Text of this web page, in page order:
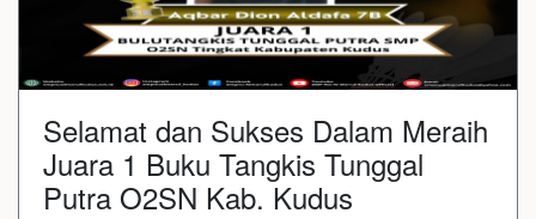
Selamat dan Sukses Dalam Meraih
Juara 1 Buku Tangkis Tunggal
Putra O2SN Kab. Kudus